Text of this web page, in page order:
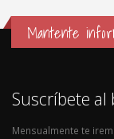
Mantente
Suscríbete al
Mensualmente te